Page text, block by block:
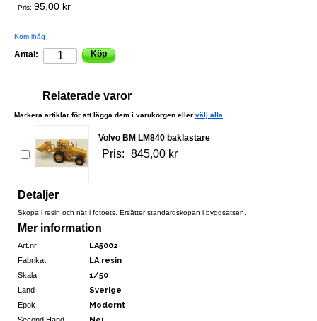
Pris: 95,00 kr
Kom ihåg
Antal: Köp
Relaterade varor
Markera artiklar för att lägga dem i varukorgen eller välj alla
Volvo BM LM840 baklastare
Pris: 845,00 kr
Detaljer
Skopa i resin och nät i fotoets. Ersätter standardskopan i byggsatsen.
Mer information
Art.nr LA5002
Fabrikat LA resin
Skala 1/50
Land Sverige
Epok Modernt